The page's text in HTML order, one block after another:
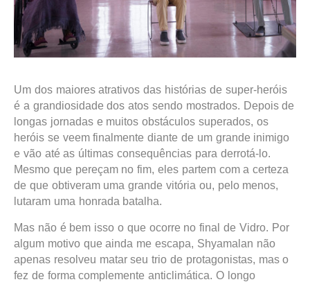
Um dos maiores atrativos das histórias de super-heróis
é a grandiosidade dos atos sendo mostrados. Depois de
longas jornadas e muitos obstáculos superados, os
heróis se veem finalmente diante de um grande inimigo
e vão até as últimas consequências para derrotá-lo.
Mesmo que pereçam no fim, eles partem com a certeza
de que obtiveram uma grande vitória ou, pelo menos,
lutaram uma honrada batalha.
Mas não é bem isso o que ocorre no final de Vidro. Por
algum motivo que ainda me escapa, Shyamalan não
apenas resolveu matar seu trio de protagonistas, mas o
fez de forma complemente anticlimática. O longo